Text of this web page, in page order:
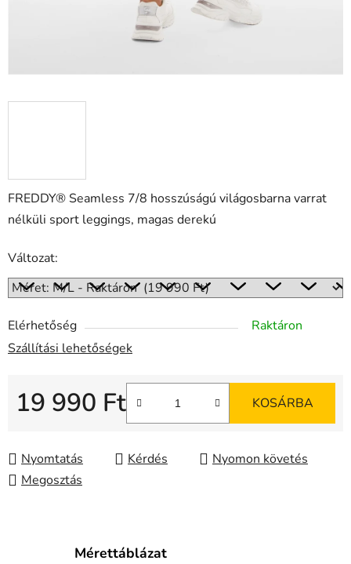
FREDDY® Seamless 7/8 hosszúságú világosbarna varrat
nélküli sport leggings, magas derekú
Változat:
Elérhetőség
Raktáron
Szállítási lehetőségek
19 990 Ft KOSÁRBA
Nyomtatás Kérdés
Nyomon követés
Megosztás
Mérettáblázat